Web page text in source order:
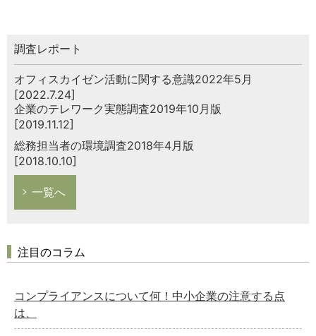
調査レポート
オフィスカイゼン活動に関する意識2022年5月
[2022.7.24]
企業のテレワーク実態調査2019年10月版
[2019.11.12]
総務担当者の環境調査2018年4月版
[2018.10.10]
一覧へ
注目のコラム
コンプライアンスについて何！中小企業の注意する点
は、